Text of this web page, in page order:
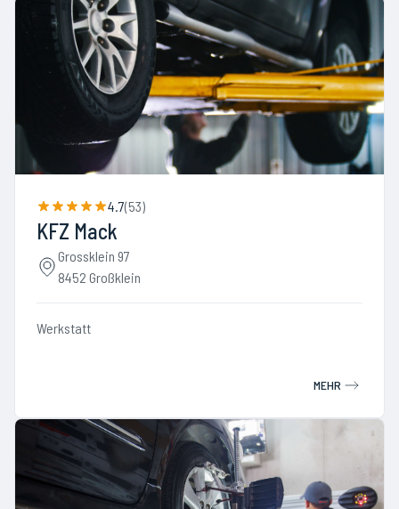
4.7(53)
KFZ Mack
Grossklein 97
8452 Großklein
Werkstatt
MEHR